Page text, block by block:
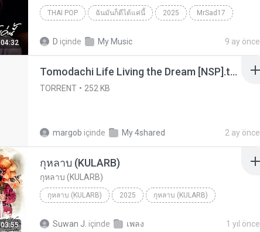
04:32
THAI POP ฉันมันก็ดีได้แค่นี้ 2025 MrSad17
D içinde My Music 9 ay önce
Tomodachi Life Living the Dream [NSP].torrent
TORRENT 252 KB
margob içinde My 4shared 2 ay önce
03:55
กุหลาบ (KULARB)
กุหลาบ (KULARB)
กุหลาบ (KULARB) 2025 กุหลาบ (KULARB)
Suwan J. içinde เพลง 1 yıl önce